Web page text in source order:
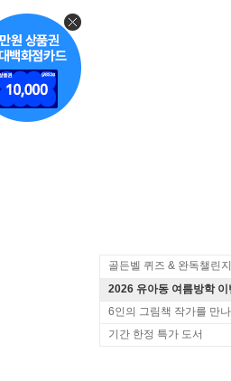
골든벨 퀴즈 & 완독챌린지
2026 유아동 여름방학 이
6인의 그림책 작가를 만
기간 한정 특가 도서